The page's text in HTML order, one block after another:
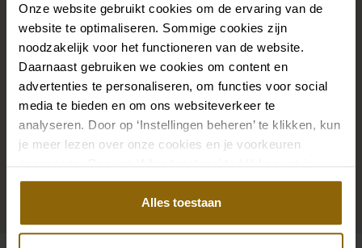
Onze website gebruikt cookies om de ervaring van de
website te optimaliseren. Sommige cookies zijn
noodzakelijk voor het functioneren van de website.
Daarnaast gebruiken we cookies om content en
advertenties te personaliseren, om functies voor social
media te bieden en om ons websiteverkeer te
analyseren. Door op ‘Instellingen beheren’ te klikken, kun
je meer lezen over onze cookies en je voorkeuren
aanpassen. Door op ‘Alles toestaan’ te klikken, ga je
akkoord met het gebruik van alle cookies.
Alles toestaan
De perfecte trouwschoenen voor onder je trouwjurk,
maar ook kettingen, armbanden en oorbellen die
precies bij je bruidsjurk passen of een prachtige sluier,
haarband of haarspeld voor je bruidskapsel: jouw
bruidslook is pas af met bijpassende accessoires. Met
onze grote accessoire winkel met accessoires voor
bruid en bruidegom vind je de perfecte match met
jouw jurk of trouwkostuum.